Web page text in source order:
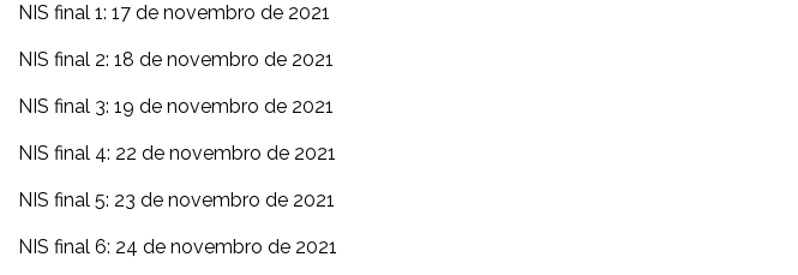
NIS final 1: 17 de novembro de 2021
NIS final 2: 18 de novembro de 2021
NIS final 3: 19 de novembro de 2021
NIS final 4: 22 de novembro de 2021
NIS final 5: 23 de novembro de 2021
NIS final 6: 24 de novembro de 2021